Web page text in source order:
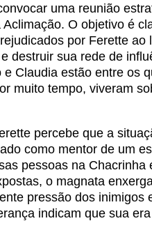
uma reunião
O objetivo é
por Ferette
destruir sua rede de
e Claudia estão entre os
muito tempo, viveram
percebe que a
como mentor de um
pessoas na Chacrinha
o magnata
pressão dos inimigos
indicam que sua